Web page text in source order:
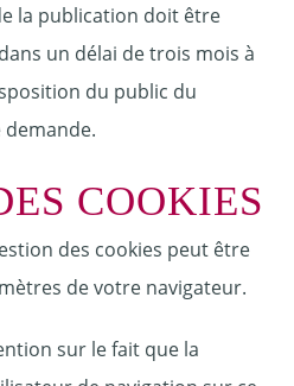
la publication doit être
un délai de trois mois à
du public du
COOKIES
des cookies peut être
de votre navigateur.
sur le fait que la